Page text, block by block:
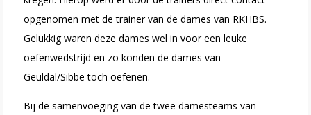
opgenomen met de trainer van de dames van RKHBS.
Gelukkig waren deze dames welin voor een leuke
oefenwedstrijd en zo konden de dames van
Geuldal/Sibbe toch oefenen.
Bij de samenvoeging van de twee damesteams van